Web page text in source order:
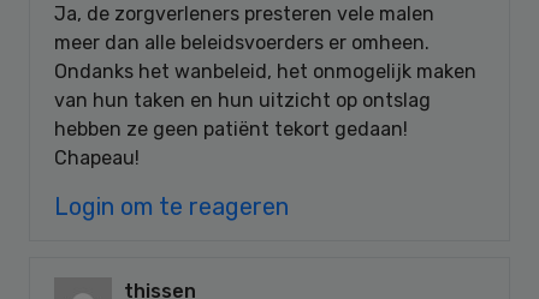
Ja, de zorgverleners presteren vele malen
meer dan alle beleidsvoerders er omheen.
Ondanks het wanbeleid, het onmogelijk maken
van hun taken en hun uitzicht op ontslag
hebben ze geen patiënt tekort gedaan!
Chapeau!
Login om te reageren
thissen